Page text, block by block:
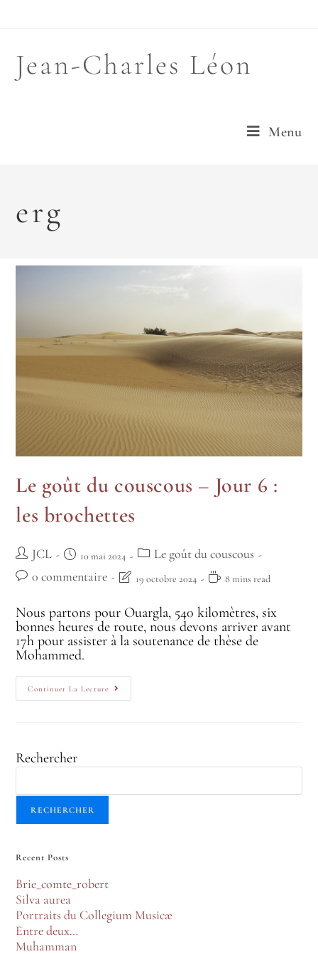
Jean-Charles Léon
Menu
erg
Le goût du couscous – Jour 6 :
les brochettes
JCL 10 mai 2024
Le goût du couscous
0 commentaire
19 octobre 2024 8 mins read
Nous partons pour Ouargla, 540 kilomètres, six
bonnes heures de route, nous devons arriver avant
17h pour assister à la soutenance de thèse de
Mohammed.
Continuer La Lecture
Rechercher
RECHERCHER
Recent Posts
Brie_comte_robert
Silva aurea
Portraits du Collegium Musicæ
Entre deux…
Muhamman